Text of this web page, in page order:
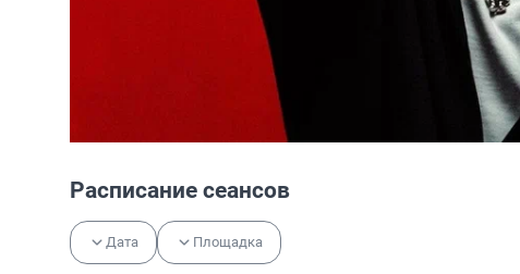
Расписание сеансов
Дата Площадка